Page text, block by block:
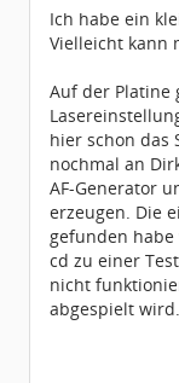
Ich habe ein
Vielleicht kann
Auf der Platine
hier schon das
nochmal an
AF-Generator
erzeugen. Die
gefunden
cd zu einer
nicht
abgespielt wird.